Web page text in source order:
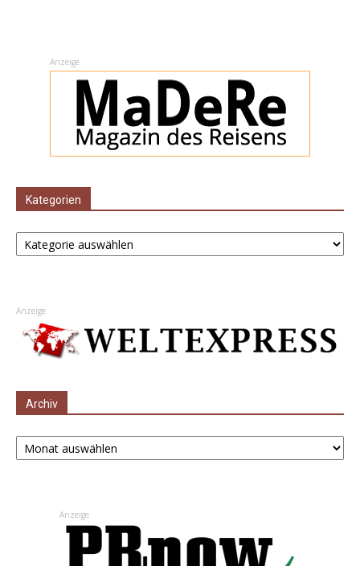
Anzeige
Kategorien
Kategorien
Anzeige
Archiv
Archiv
Anzeige